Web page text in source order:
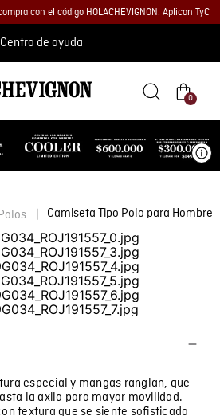
con el código HOLACHEVIGNON. Aplican TyC
Centro de ayuda
0
Camiseta Tipo Polo para Hombre
especial y mangas ranglan, que
la axila para mayor movilidad.
textura que se siente sofisticada